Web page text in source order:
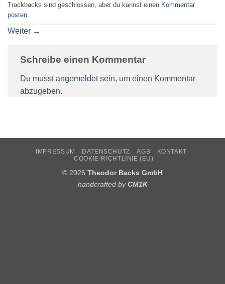
Trackbacks sind geschlossen, aber du kannst einen Kommentar
posten
Weiter →
Schreibe einen Kommentar
Du musstangemeldetsein, um einen Kommentar
abzugeben.
IMPRESSUM DATENSCHUTZ AGB
KONTAKT
COOKIE-RICHTLINIE (EU)
© 2026 Theodor Backs GmbH
handcrafted byCM1K